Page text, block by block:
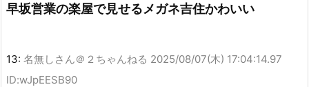
早坂営業の楽屋で見せるメガネ吉住かわいい
13: 名無しさん＠２ちゃんねる 2025/08/07(木) 17:04:14.97
ID:wJpEESB90